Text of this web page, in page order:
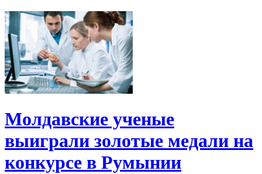
Молдавские ученые
выиграли золотые медали на
конкурсе в Румынии